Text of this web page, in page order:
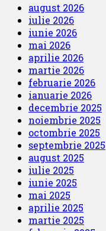
august 2026
iulie 2026
iunie 2026
mai 2026
aprilie 2026
martie 2026
februarie 2026
ianuarie 2026
decembrie 2025
noiembrie 2025
octombrie 2025
septembrie 2025
august 2025
iulie 2025
iunie 2025
mai 2025
aprilie 2025
martie 2025